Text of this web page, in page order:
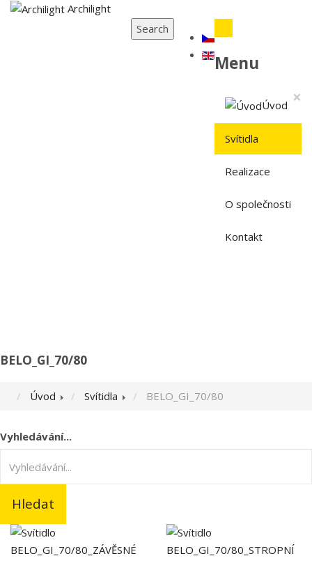
Archilight
Menu
×
Úvod
Svítidla
Realizace
O společnosti
Kontakt
Search
BELO_GI_70/80
Úvod Svítidla BELO_GI_70/80
Vyhledávání...
Hledat